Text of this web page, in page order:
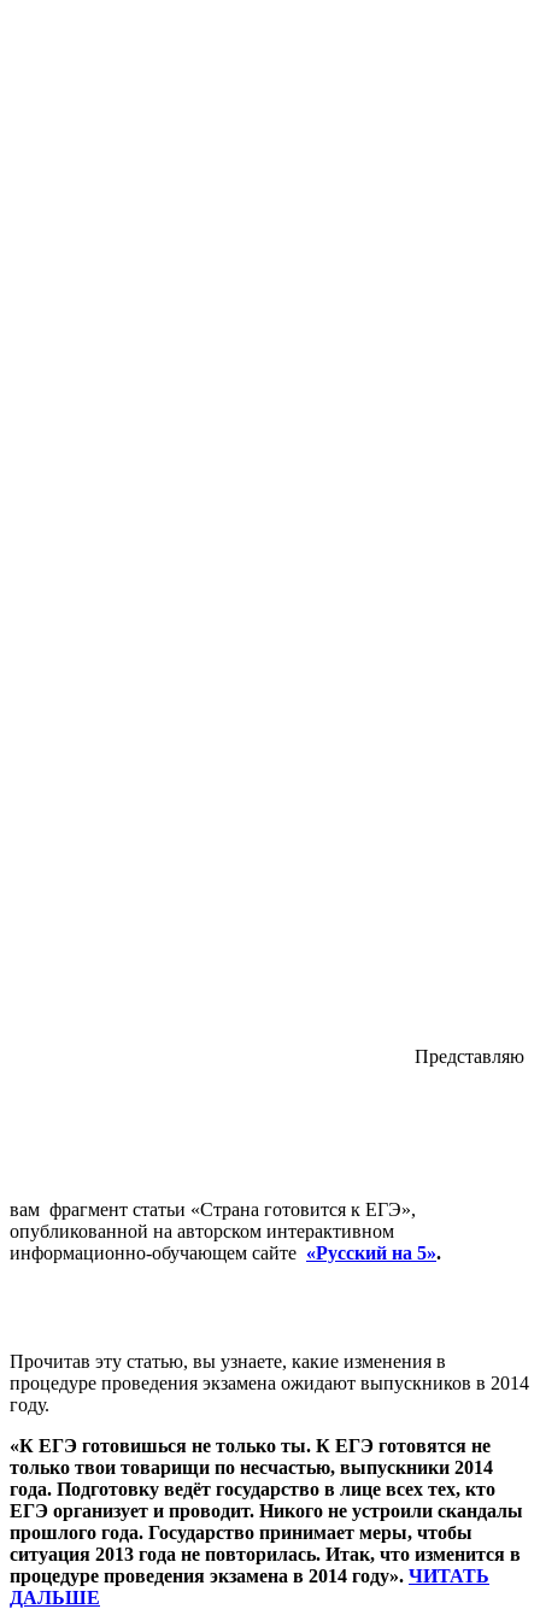
Представляю
вам фрагмент статьи «Страна готовится к ЕГЭ»,
опубликованной на авторском интерактивном
информационно-обучающем сайте «Русский на 5».
Прочитав эту статью, вы узнаете, какие изменения в
процедуре проведения экзамена ожидают выпускников в 2014
году.
«К ЕГЭ готовишься не только ты. К ЕГЭ готовятся не
только твои товарищи по несчастью, выпускники 2014
года. Подготовку ведёт государство в лице всех тех, кто
ЕГЭ организует и проводит. Никого не устроили скандалы
прошлого года. Государство принимает меры, чтобы
ситуация 2013 года не повторилась. Итак, что изменится в
процедуре проведения экзамена в 2014 году». ЧИТАТЬ
ДАЛЬШЕ